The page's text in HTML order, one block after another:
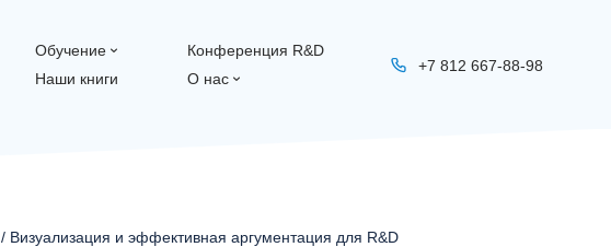
Обучение
Наши книги
Конференция R&D
О нас
+7 812 667-88-98
/ Визуализация и эффективная аргументация для R&D